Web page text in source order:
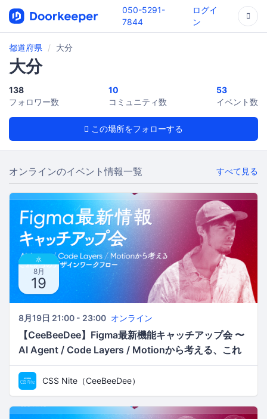
050-5291-
7844
ログイ
ン
都道府県 大分
大分
この場所をフォローする
138
フォロワー数
10
コミュニティ数
53
イベント数
オンラインのイベント情報一覧 すべて見る
水
8月
19
8月19日 21:00 - 23:00 オンライン
【CeeBeeDee】Figma最新機能キャッチアップ会 〜
AI Agent / Code Layers / Motionから考える、これ
からのデザインワークフロー／ken
CSS Nite（CeeBeeDee）